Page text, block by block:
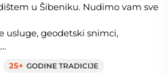
u Šibeniku. Nudimo vam sve
usluge, geodetski snimci,
25+ GODINE TRADICIJE